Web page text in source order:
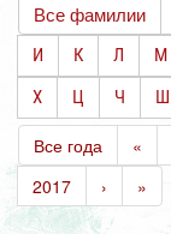
Все фамилии
И
К Л М
Х
Ц Ч Ш
Все года «
2017
› »